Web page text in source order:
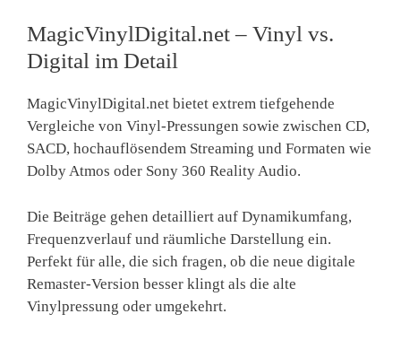
MagicVinylDigital.net – Vinyl vs.
Digital im Detail
MagicVinylDigital.net bietet extrem tiefgehende
Vergleiche von Vinyl-Pressungen sowie zwischen CD,
SACD, hochauflösendem Streaming und Formaten wie
Dolby Atmos oder Sony 360 Reality Audio.
Die Beiträge gehen detailliert auf Dynamikumfang,
Frequenzverlauf und räumliche Darstellung ein.
Perfekt für alle, die sich fragen, ob die neue digitale
Remaster-Version besser klingt als die alte
Vinylpressung oder umgekehrt.